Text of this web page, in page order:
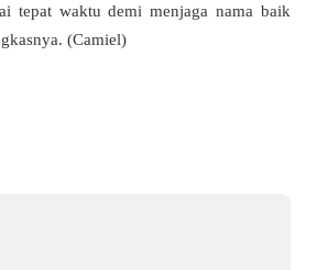
tepat waktu demi menjaga nama baik
(Camiel)